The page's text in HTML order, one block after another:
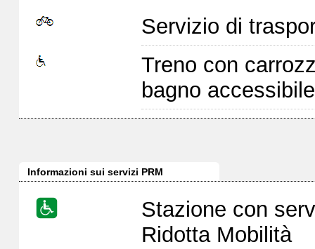
Servizio di
Treno con
bagno
Informazioni sui servizi PRM
Stazione con
Ridotta Mobilità